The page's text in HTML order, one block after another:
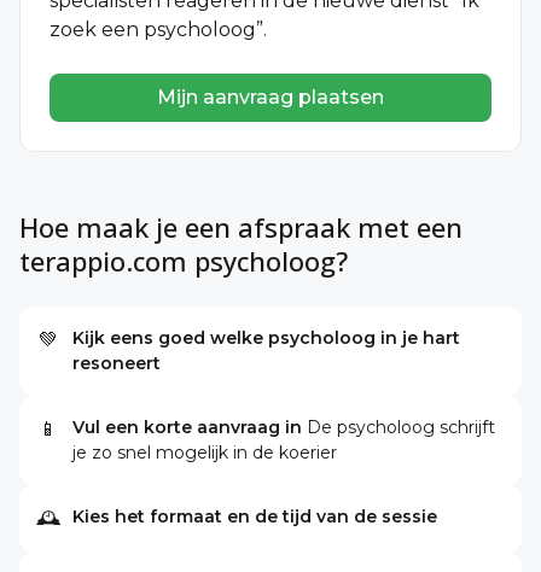
zoek een psycholoog”.
Mijn aanvraag plaatsen
Hoe maak je een afspraak met een
terappio.com psycholoog?
💚
Kijk eens goed welke psycholoog in je hart
resoneert
📱 Vul een korte aanvraag in De psycholoog schrijft
je zo snel mogelijk in de koerier
🕰 Kies het formaat en de tijd van de sessie